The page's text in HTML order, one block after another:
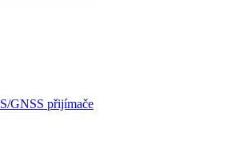
GNSS přijímače